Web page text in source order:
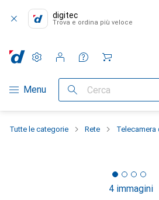
digitec
Trova e ordina più veloce
Categoria Navigazione
Menu Cerca
Impostazioni
Conto cliente
Liste di confronto
Liste dei desideri
Carrello
Tutte le categorie Rete Telecamera
4 immagini